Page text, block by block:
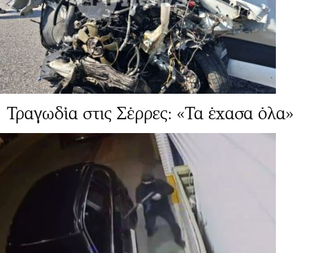
Τραγωδία στις Σέρρες: «Τα έχασα όλα»